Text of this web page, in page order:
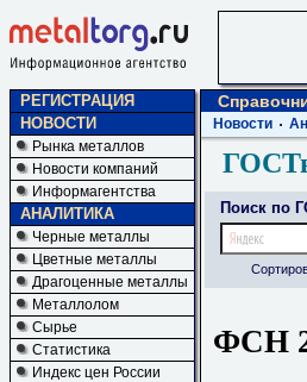
РЕГИСТРАЦИЯ
НОВОСТИ
Рынка металлов
Новости компаний
Информагентства
АНАЛИТИКА
Черные металлы
Цветные металлы
Драгоценные металлы
Металлолом
Сырье
Статистика
Индекс цен России
Новости
Поиск по
ФСН